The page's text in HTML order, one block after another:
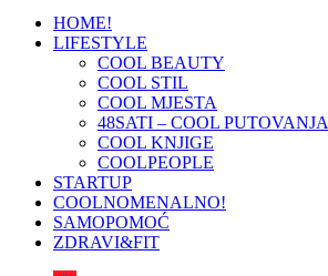
HOME!
LIFESTYLE
COOL BEAUTY
COOL STIL
COOL MJESTA
48SATI – COOL PUTOVANJA
COOL KNJIGE
COOLPEOPLE
STARTUP
COOLNOMENALNO!
SAMOPOMOĆ
ZDRAVI&FIT